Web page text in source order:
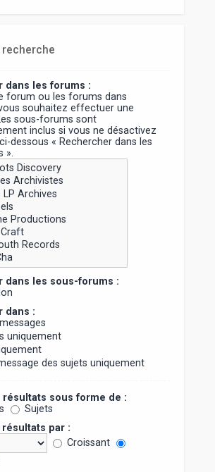
recherche
dans les forums :
forum ou les forums dans
souhaitez effectuer une
sous-forums sont
inclus si vous ne désactivez
dessous « Rechercher dans les
».
dans les sous-forums :
dans :
uniquement
des sujets uniquement
résultats sous forme de :
Sujets
par :
Croissant